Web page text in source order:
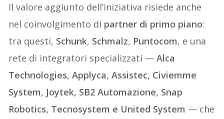
Il valore aggiunto dell’iniziativa risiede anche
nel coinvolgimento di partner di primo piano:
tra questi, Schunk, Schmalz, Puntocom, e una
rete di integratori specializzati —Alca
Technologies, Applyca, Assistec, Civiemme
System, Joytek, SB2 Automazione, Snap
Robotics, Tecnosystem e United System — che